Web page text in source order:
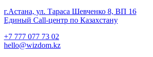
г.Астана, ул. Тараса Шевченко 8, ВП 16
Единый Call-центр по Казахстану
+7 777 077 73 02
hello@wizdom.kz